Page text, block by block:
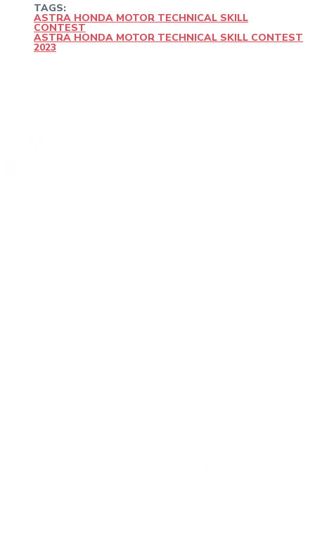
TAGS:
ASTRA HONDA MOTOR TECHNICAL SKILL
CONTEST
ASTRA HONDA MOTOR TECHNICAL SKILL CONTEST
2023